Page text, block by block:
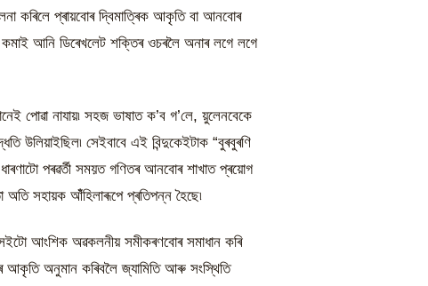
কৰিলে প্ৰায়বোৰ দ্বিমাত্ৰিক আকৃতি বা আনবোৰ
কমাই আনি ডিৰেখলেট শক্তিৰ ওচৰলৈ অনাৰ লগে লগে
পোৱা নাযায়৷ সহজ ভাষাত ক’ব গ’লে, য়ুলেনবেকে
উলিয়াইছিল৷ সেইবাবে এই বিন্দুকেইটাক “বুৰবুৰণি
পৰৱৰ্তী সময়ত গণিতৰ আনবোৰ শাখাত প্ৰয়োগ
অতি সহায়ক আঁঁহিলাৰূপে প্ৰতিপন্ন হৈছে৷
আংশিক অৱকলনীয় সমীকৰণবোৰ সমাধান কৰি
আকৃতি অনুমান কৰিবলৈ জ্যামিতি আৰু সংস্থিতি